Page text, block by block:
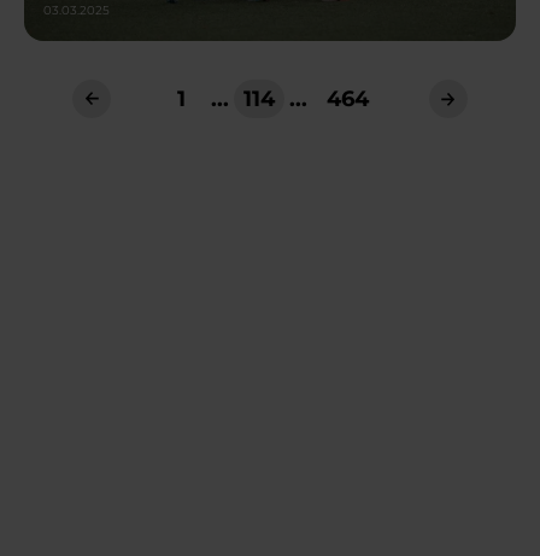
03.03.2025
1 ... 114 ... 464